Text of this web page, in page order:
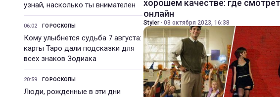
узнай, насколько ты внимателен
06:02 ГОРОСКОПЫ
Кому улыбнется судьба 7 августа:
карты Таро дали подсказки для
всех знаков Зодиака
20:59 ГОРОСКОПЫ
Люди, рожденные в эти дни
хорошем качестве: где
онлайн
Styler · 03 октября 2023, 16:38